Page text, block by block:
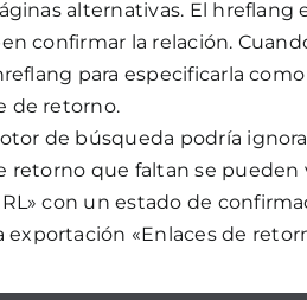
alternativas. El hreflang
confirmar la relación.
para especificarla
de retorno.
de búsqueda podría
retorno que faltan se pueden
con un estado de
«Enlaces de